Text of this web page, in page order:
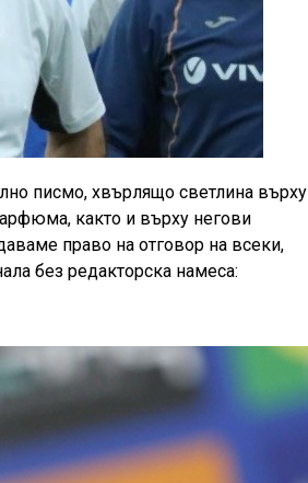
писмо, хвърлящо светлина върху
както и върху негови
право на отговор на всеки,
без редакторска намеса: